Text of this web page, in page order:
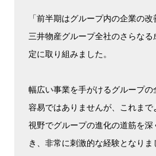
「前半期はグループ内の企業の
三井物産グループ全社のさらな
定に取り組みました。
幅広い事業を手がけるグループ
容易ではありませんが、これま
視野でグループの進化の道筋を
き、非常に刺激的な経験となりま